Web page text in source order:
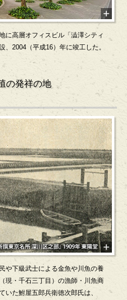
に高層オフィスビル「澁澤シティ
、2004（平成16）年に竣工した。
の発祥の地
や下級武士による金魚や川魚の養
現・千石三丁目）の漁師・川魚商
いた鮒屋五郎兵衛徳次郎氏は、